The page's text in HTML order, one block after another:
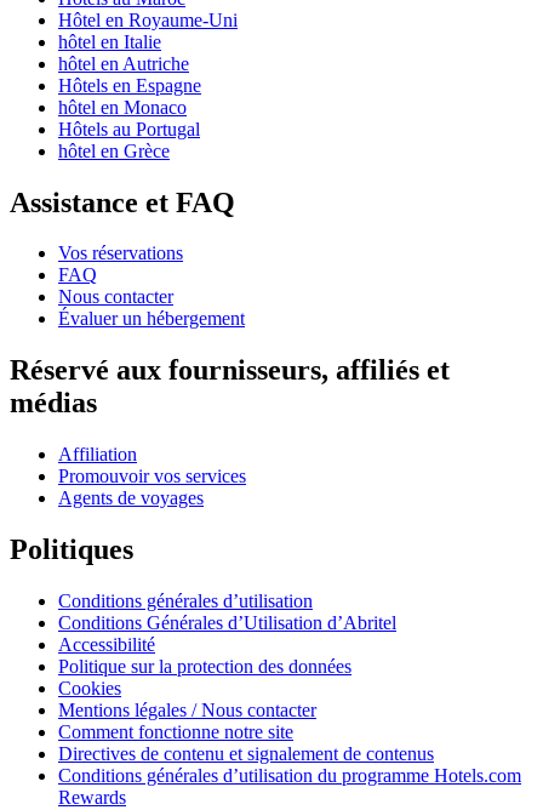
Hôtel en Royaume-Uni
hôtel en Italie
hôtel en Autriche
Hôtels en Espagne
hôtel en Monaco
Hôtels au Portugal
hôtel en Grèce
Assistance et FAQ
Vos réservations
FAQ
Nous contacter
Évaluer un hébergement
Réservé aux fournisseurs, affiliés et
médias
Affiliation
Promouvoir vos services
Agents de voyages
Politiques
Conditions générales d’utilisation
Conditions Générales d’Utilisation d’Abritel
Accessibilité
Politique sur la protection des données
Cookies
Mentions légales / Nous contacter
Comment fonctionne notre site
Directives de contenu et signalement de contenus
Conditions générales d’utilisation du programme Hotels.com
Rewards